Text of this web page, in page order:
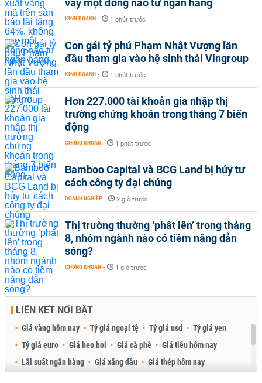
vay một đồng nào từ ngân hàng
KINH DOANH - 1 phút trước
Con gái tỷ phú Phạm Nhật Vượng lần
đầu tham gia vào hệ sinh thái Vingroup
KINH DOANH - 1 phút trước
Hơn 227.000 tài khoản gia nhập thị
trường chứng khoán trong tháng 7 biến
động
CHỨNG KHOÁN - 1 phút trước
Bamboo Capital và BCG Land bị hủy tư
cách công ty đại chúng
DOANH NGHIỆP - 2 giờ trước
Thị trường thường ‘phất lên’ trong tháng
8, nhóm ngành nào có tiềm năng dẫn
sóng?
CHỨNG KHOÁN - 1 giờ trước
LIÊN KẾT NỔI BẬT
Giá vàng hôm nay Tỷ giá ngoại tệ Tỷ giá usd
Tỷ giá yen
Tỷ giá euro
Giá heo hơi Giá cà phê
Giá tiêu hôm nay
Lãi suất ngân hàng
Giá xăng dầu
Giá thép hôm nay